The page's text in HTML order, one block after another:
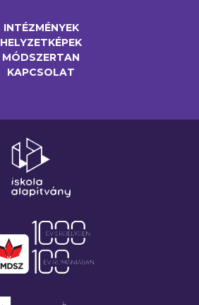
INTÉZMÉNYEK
HELYZETKÉPEK
MÓDSZERTAN
KAPCSOLAT